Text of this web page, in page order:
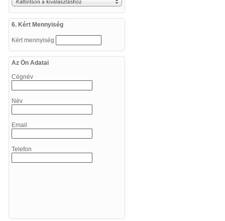
6. Kért Mennyiség
Kért mennyiség
Az Ön Adatai
Cégnév
Név
Email
Telefon